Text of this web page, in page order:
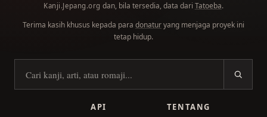
Kanji.Jepang.org dan, bila tersedia, data dari Tatoeba.
Terima kasih khusus kepada para donaturyang menjaga proyek ini
tetap hidup.
Cari kanji
API
TENTANG